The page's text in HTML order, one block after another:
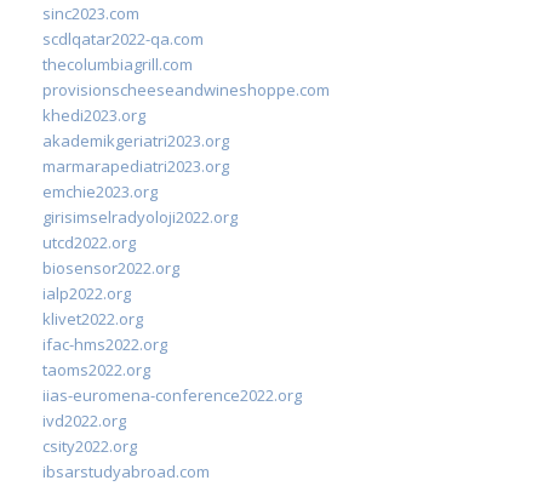
sinc2023.com
scdlqatar2022-qa.com
thecolumbiagrill.com
provisionscheeseandwineshoppe.com
khedi2023.org
akademikgeriatri2023.org
marmarapediatri2023.org
emchie2023.org
girisimselradyoloji2022.org
utcd2022.org
biosensor2022.org
ialp2022.org
klivet2022.org
ifac-hms2022.org
taoms2022.org
iias-euromena-conference2022.org
ivd2022.org
csity2022.org
ibsarstudyabroad.com